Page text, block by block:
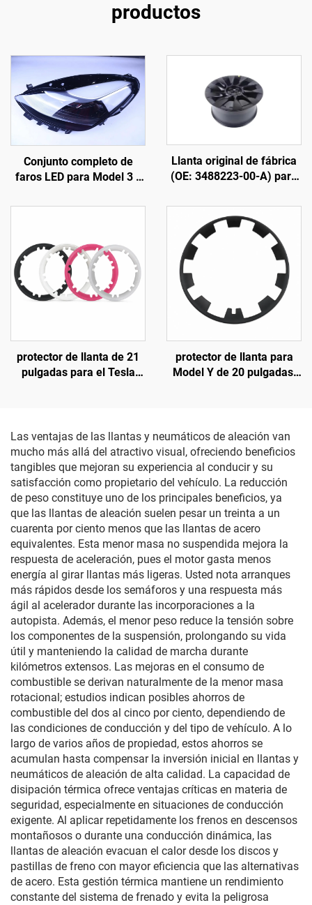
productos
Conjunto completo de
faros LED para Model 3 y
fábrica (OE: 1514952-00-
iluminación automotriz,
reemplazo de faros
Llanta original de fábrica
(OE: 3488223-00-A) para
aluminio forjada, alta
precisión, compatible con
las tuercas de rueda y el
sistema de frenos
originales, para sustitución
y personalización
protector de llanta de 21
pulgadas para el Tesla
protector de llanta para
Model Y de 20 pulgadas,
Las ventajas de las llantas y neumáticos de aleación van
mucho más allá del atractivo visual, ofreciendo beneficios
tangibles que mejoran su experiencia al conducir y su
satisfacción como propietario del vehículo. La reducción
de peso constituye uno de los principales beneficios, ya
que las llantas de aleación suelen pesar un treinta a un
cuarenta por ciento menos que las llantas de acero
equivalentes. Esta menor masa no suspendida mejora la
respuesta de aceleración, pues el motor gasta menos
energía al girar llantas más ligeras. Usted nota arranques
más rápidos desde los semáforos y una respuesta más
ágil al acelerador durante las incorporaciones a la
autopista. Además, el menor peso reduce la tensión sobre
los componentes de la suspensión, prolongando su vida
útil y manteniendo la calidad de marcha durante
kilómetros extensos. Las mejoras en el consumo de
combustible se derivan naturalmente de la menor masa
rotacional; estudios indican posibles ahorros de
combustible del dos al cinco por ciento, dependiendo de
las condiciones de conducción y del tipo de vehículo. A lo
largo de varios años de propiedad, estos ahorros se
acumulan hasta compensar la inversión inicial en llantas y
neumáticos de aleación de alta calidad. La capacidad de
disipación térmica ofrece ventajas críticas en materia de
seguridad, especialmente en situaciones de conducción
exigente. Al aplicar repetidamente los frenos en descensos
montañosos o durante una conducción dinámica, las
llantas de aleación evacuan el calor desde los discos y
pastillas de freno con mayor eficiencia que las alternativas
de acero. Esta gestión térmica mantiene un rendimiento
constante del sistema de frenado y evita la peligrosa